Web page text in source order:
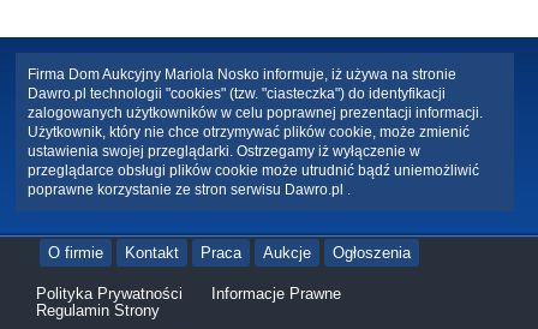
Firma Dom Aukcyjny Mariola Nosko informuje, iż używa na stronie
Dawro.pl technologii "cookies" (tzw. "ciasteczka") do identyfikacji
zalogowanych użytkowników w celu poprawnej prezentacji informacji.
Użytkownik, który nie chce otrzymywać plików cookie, może zmienić
ustawienia swojej przeglądarki. Ostrzegamy iż wyłączenie w
przeglądarce obsługi plików cookie może utrudnić bądź uniemożliwić
poprawne korzystanie ze stron serwisu Dawro.pl .
O firmie Kontakt Praca Aukcje Ogłoszenia
Polityka Prywatności
Informacje Prawne
Regulamin Strony